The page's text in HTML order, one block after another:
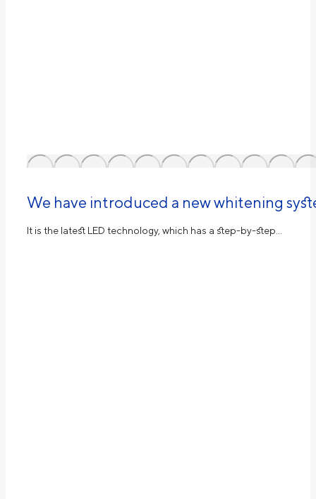
We have introduced a new whitening
It is the latest LED technology, which has a step-by-step…